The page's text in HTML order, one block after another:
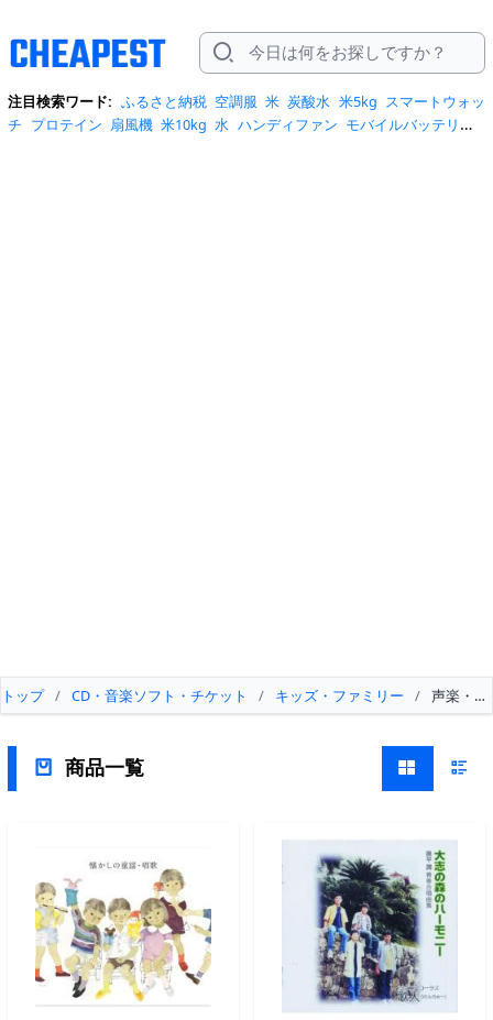
注目検索ワード: ふるさと納税 空調服 米 炭酸水 米5kg スマートウォッ
チ プロテイン 扇風機 米10kg 水 ハンディファン モバイルバッテリー
トップ / CD・音楽ソフト・チケット / キッズ・ファミリー / 声楽・合
商品一覧